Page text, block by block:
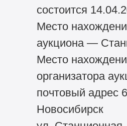
состоится
Место
аукциона —
Место
организатора
почтовый адрес
Новосибирск